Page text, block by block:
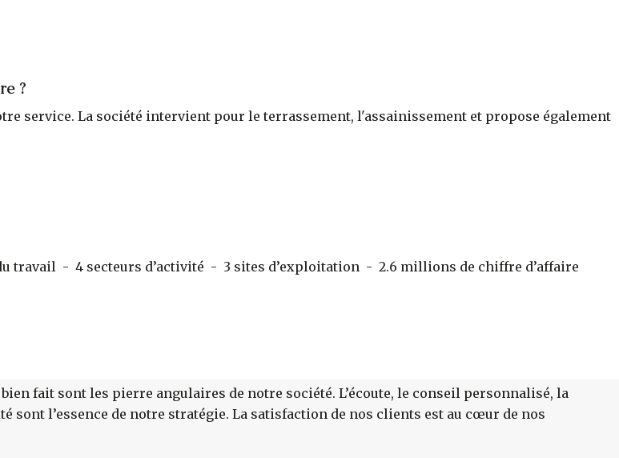
?
service. La société intervient pour le terrassement, l'assainissement et propose également
travail - 4 secteurs d’activité - 3 sites d’exploitation - 2.6 millions de chiffre d’affaire
fait sont les pierre angulaires de notre société. L’écoute, le conseil personnalisé, la
sont l’essence de notre stratégie. La satisfaction de nos clients est au cœur de nos